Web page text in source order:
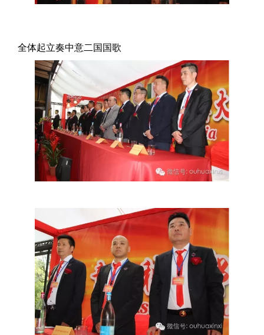
全体起立奏中意二国国歌